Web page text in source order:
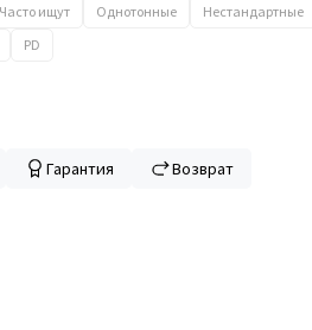
Часто ищут Однотонные Нестандартные
PD
Гарантия Возврат